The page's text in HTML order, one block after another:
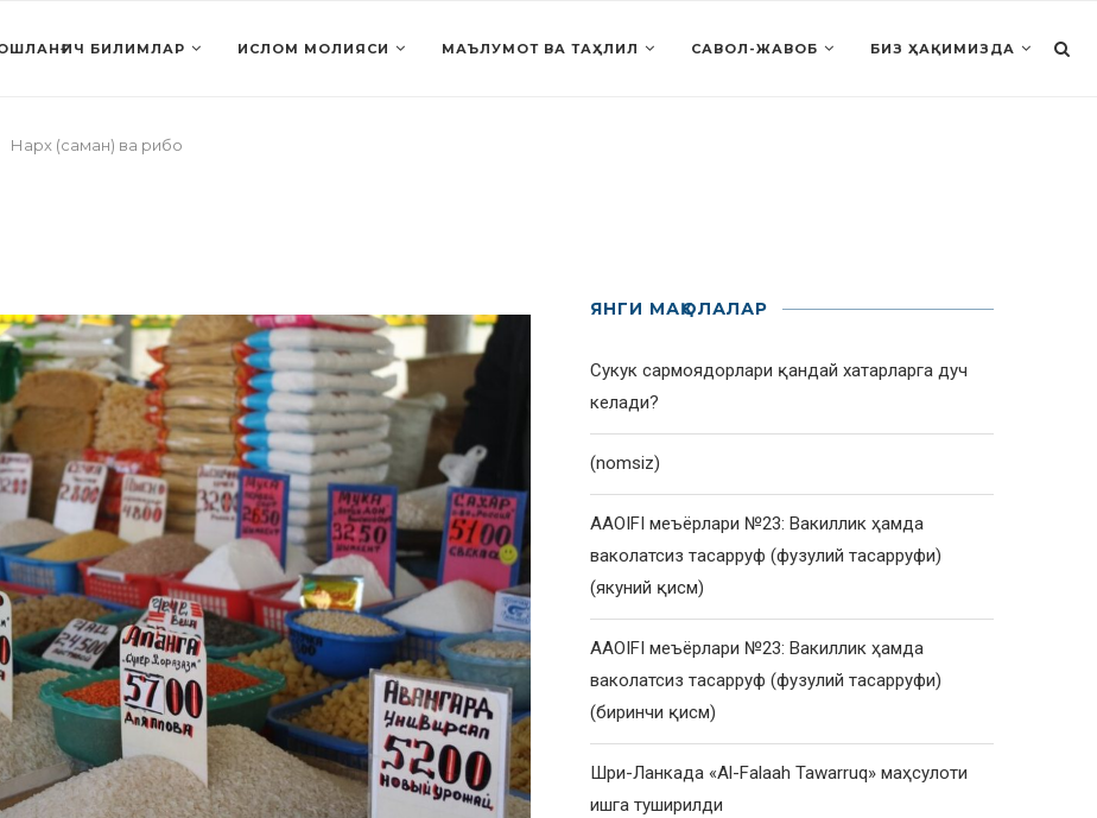
БИЛИМЛАР ИСЛОМ МОЛИЯСИ МАЪЛУМОТ ВА ТАҲЛИЛ САВОЛ-ЖАВОБ БИЗ ҲАҚИМИЗДА
Нарх (саман) ва рибо
ЯНГИ МАҚОЛАЛАР
Сукук сармоядорлари қандай хатарларга дуч
келади?
(nomsiz)
AAOIFI меъёрлари №23: Вакиллик ҳамда
ваколатсиз тасарруф (фузулий тасарруфи)
(якуний қисм)
AAOIFI меъёрлари №23: Вакиллик ҳамда
ваколатсиз тасарруф (фузулий тасарруфи)
(биринчи қисм)
Шри-Ланкада «Al-Falaah Tawarruq» маҳсулоти
ишга туширилди